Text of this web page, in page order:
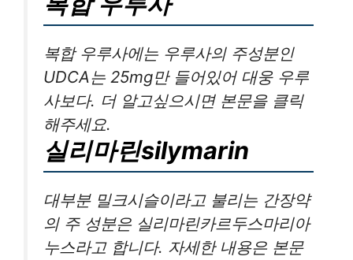
복합 우루사에는 우루사의 주성분인
UDCA는 25mg만 들어있어 대웅 우루
사보다. 더 알고싶으시면 본문을 클릭
해주세요.
실리마린silymarin
대부분 밀크시슬이라고 불리는 간장약
의 주 성분은 실리마린카르두스마리아
누스라고 합니다. 자세한 내용은 본문